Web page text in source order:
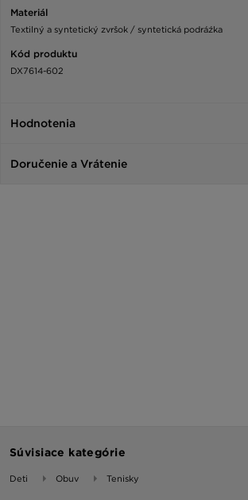
Materiál
Textilný a syntetický zvršok / syntetická podráźka
Kód produktu
DX7614-602
Hodnotenia
Doručenie a Vrátenie
Súvisiace kategórie
Deti Obuv Tenisky